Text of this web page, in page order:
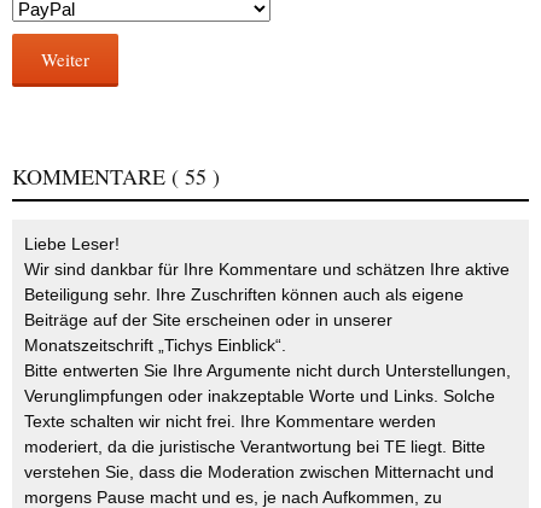
Weiter
KOMMENTARE ( 55 )
Liebe Leser!
Wir sind dankbar für Ihre Kommentare und schätzen Ihre aktive
Beteiligung sehr. Ihre Zuschriften können auch als eigene
Beiträge auf der Site erscheinen oder in unserer
Monatszeitschrift „Tichys Einblick“.
Bitte entwerten Sie Ihre Argumente nicht durch Unterstellungen,
Verunglimpfungen oder inakzeptable Worte und Links. Solche
Texte schalten wir nicht frei. Ihre Kommentare werden
moderiert, da die juristische Verantwortung bei TE liegt. Bitte
verstehen Sie, dass die Moderation zwischen Mitternacht und
morgens Pause macht und es, je nach Aufkommen, zu